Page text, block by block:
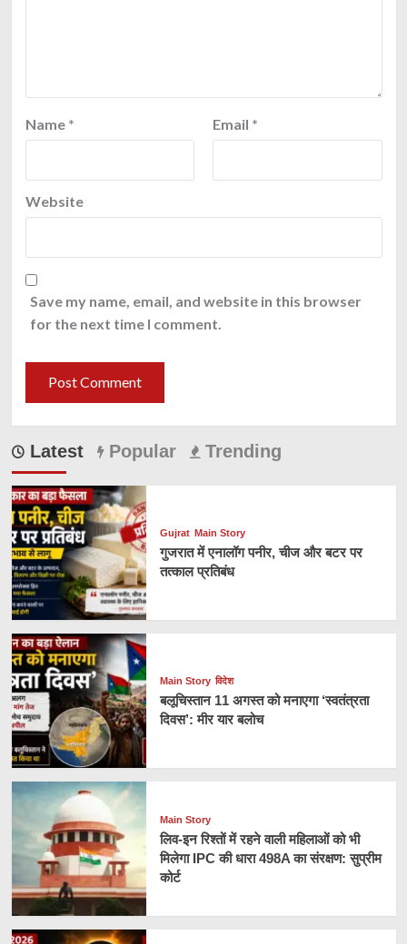
Name * Email *
Website
Save my name, email, and website in this browser
for the next time I comment.
Latest Popular Trending
Gujrat Main Story
गुजरात में एनालॉग पनीर, चीज और बटर पर
तत्काल प्रतिबंध
Main Story विदेश
बलूचिस्तान 11 अगस्त को मनाएगा ‘स्वतंत्रता
दिवस’: मीर यार बलोच
Main Story
लिव-इन रिश्तों में रहने वाली महिलाओं को भी
मिलेगा IPC की धारा 498A का संरक्षण: सुप्रीम
कोर्ट